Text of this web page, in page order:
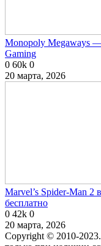
Monopoly Megaways
Gaming
0 60k 0
20 марта, 2026
Marvel’s Spider-Man
бесплатно
0 42k 0
20 марта, 2026
Copyright © 2010-